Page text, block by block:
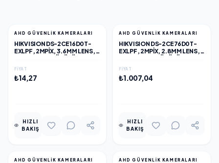
AHD GÜVENLİK KAMERALARI
HIKVISION DS-2CE16D0T-
EXLPF, 2MPIX, 3.6MM LENS,
LIGHT, IP67, BULLET KAMERA
FIYAT
₺14,27
HIZLI
BAKIŞ
AHD GÜVENLİK KAMERALARI
HIKVISION DS-2CE76D0T-
EXLPF, 2MPIX, 2.8MM LENS,
DUAL-LIGHT, DOME KAMERA
FIYAT
₺1.007,04
HIZLI
BAKIŞ
AHD GÜVENLİK KAMERALARI AHD GÜVENLİK KAMERALARI